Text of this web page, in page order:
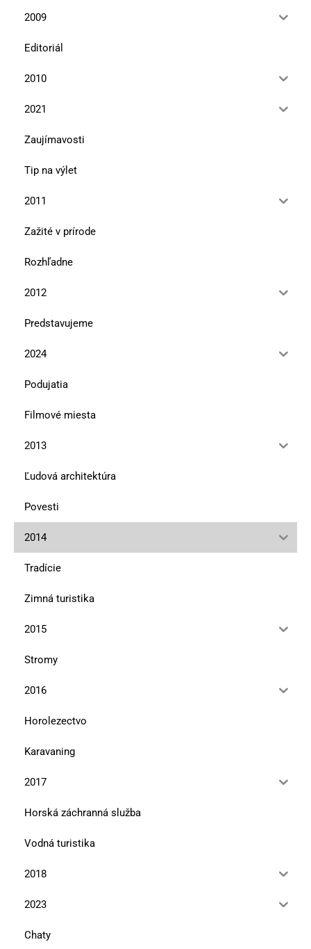
2009
Editoriál
2010
2021
Zaujímavosti
Tip na výlet
2011
Zažité v prírode
Rozhľadne
2012
Predstavujeme
2024
Podujatia
Filmové miesta
2013
Ľudová architektúra
Povesti
2014
Tradície
Zimná turistika
2015
Stromy
2016
Horolezectvo
Karavaning
2017
Horská záchranná služba
Vodná turistika
2018
2023
Chaty